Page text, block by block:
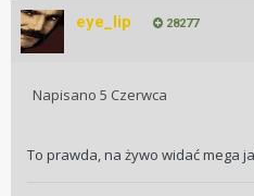
eye_lip 28277
Napisano 5 Czerwca
To prawda, na żywo widać mega